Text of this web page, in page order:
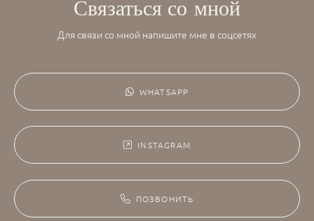
Связаться со мной
Для связи со мной напишите мне в соцсетях
WHATSAPP
INSTAGRAM
ПОЗВОНИТЬ